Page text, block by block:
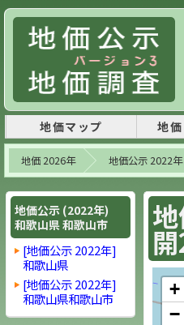
地価マップ 地
地価 2026年 地価公示 2022年
+
−
地価公示 (2022年)
和歌山県 和歌山市
[地価公示 2022年]
和歌山県
[地価公示 2022年]
和歌山県和歌山市